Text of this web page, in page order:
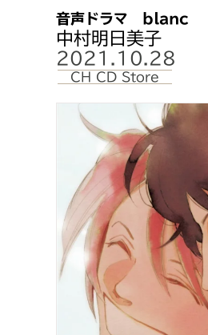
音声ドラマ blanc
中村明日美子
2021.10.28
CH CD Store